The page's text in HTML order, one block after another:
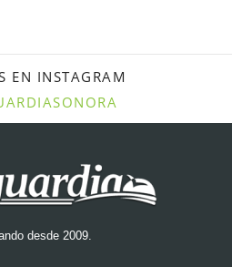
EN INSTAGRAM
desde 2009.